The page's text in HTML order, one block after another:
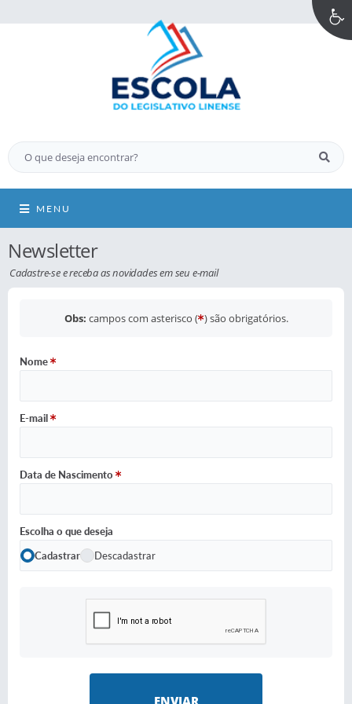
MENU
Newsletter
Cadastre-se e receba as novidades em seu e-mail
Obs: campos com asterisco ( ) são obrigatórios.
Nome
E-mail
Data de Nascimento
Escolha o que deseja
Cadastrar
Descadastrar
ENVIAR